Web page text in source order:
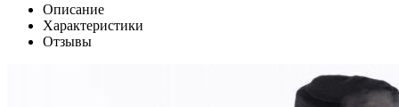
Описание
Характеристики
Отзывы